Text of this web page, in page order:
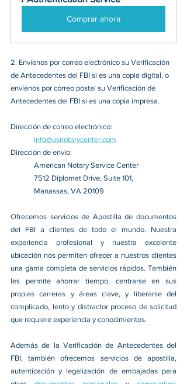
Comprar ahora
2. Envíenos por correo electrónico su Verificación
de Antecedentes del FBI si es una copia digital, o
envíenos por correo postal su Verificación de
Antecedentes del FBI si es una copia impresa.
Dirección de correo electrónico:
info@usnotarycenter.com
Dirección de envio:
American Notary Service Center
7512 Diplomat Drive, Suite 101,
Manassas, VA 20109
Ofrecemos servicios de Apostilla de documentos
del FBI a clientes de todo el mundo. Nuestra
experiencia profesional y nuestra excelente
ubicación nos permiten ofrecer a nuestros clientes
una gama completa de servicios rápidos. También
les permite ahorrar tiempo, centrarse en sus
propias carreras y áreas clave, y liberarse del
complicado, lento y distractor proceso de solicitud
que requiere experiencia y conocimientos.
Además de la Verificación de Antecedentes del
FBI, también ofrecemos servicios de apostilla,
autenticación y legalización de embajadas para